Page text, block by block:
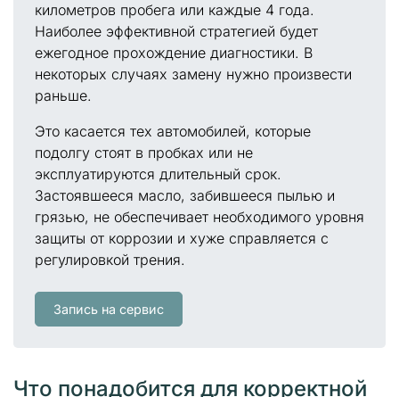
километров пробега или каждые 4 года.
Наиболее эффективной стратегией будет
ежегодное прохождение диагностики. В
некоторых случаях замену нужно произвести
раньше.
Это касается тех автомобилей, которые
подолгу стоят в пробках или не
эксплуатируются длительный срок.
Застоявшееся масло, забившееся пылью и
грязью, не обеспечивает необходимого уровня
защиты от коррозии и хуже справляется с
регулировкой трения.
Запись на сервис
Что понадобится для корректной